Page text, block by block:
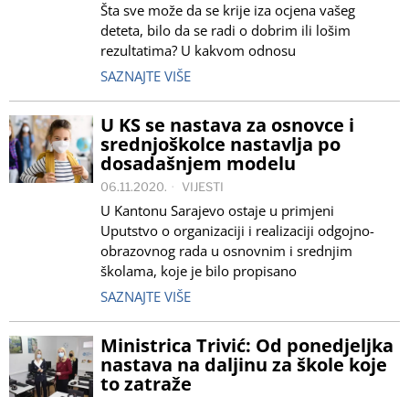
Šta sve može da se krije iza ocjena vašeg
deteta, bilo da se radi o dobrim ili lošim
rezultatima? U kakvom odnosu
SAZNAJTE VIŠE
U KS se nastava za osnovce i
srednjoškolce nastavlja po
dosadašnjem modelu
06.11.2020. VIJESTI
U Kantonu Sarajevo ostaje u primjeni
Uputstvo o organizaciji i realizaciji odgojno-
obrazovnog rada u osnovnim i srednjim
školama, koje je bilo propisano
SAZNAJTE VIŠE
Ministrica Trivić: Od ponedjeljka
nastava na daljinu za škole koje
to zatraže